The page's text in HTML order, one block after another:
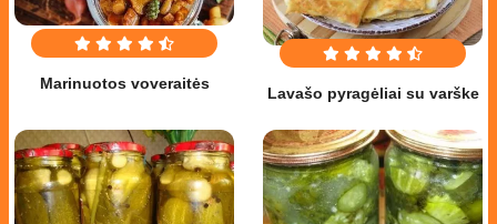
Marinuotos voveraitės
Lavašo pyragėliai su varške